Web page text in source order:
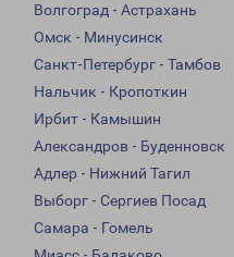
Волгоград - Астрахань
Омск - Минусинск
Санкт-Петербург - Тамбов
Нальчик - Кропоткин
Ирбит - Камышин
Александров - Буденновск
Адлер - Нижний Тагил
Выборг - Сергиев Посад
Самара - Гомель